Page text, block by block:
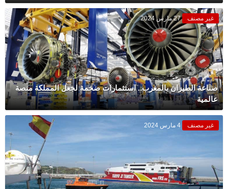
غير مصنف 27 مارس 2024
صناعة الطيران بالمغرب.. استثمارات ضخمة لجعل المملكة منصة
عالمية
غير مصنف 4 مارس 2024